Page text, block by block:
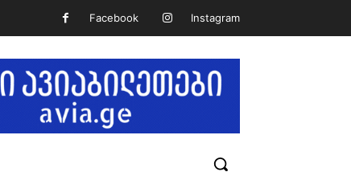
Facebook Instagram